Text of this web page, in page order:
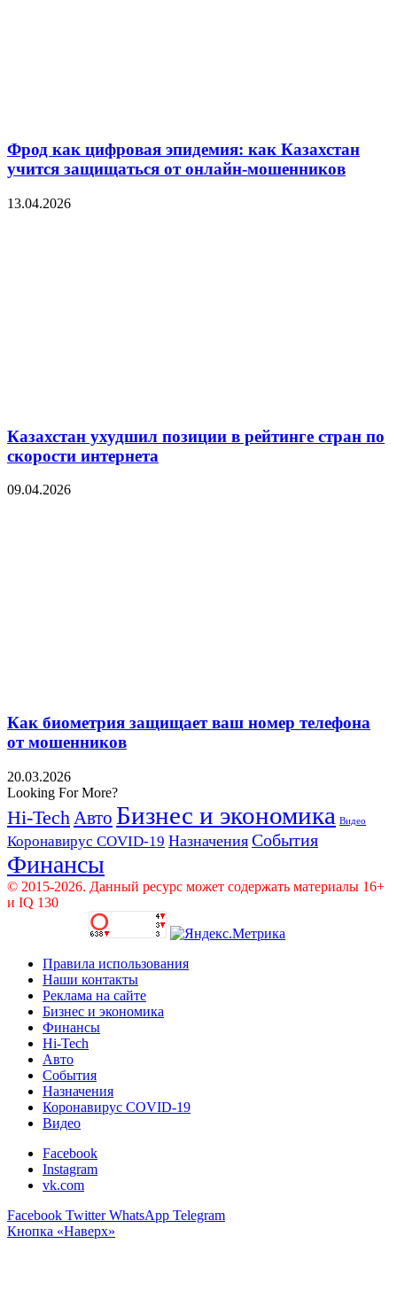
Фрод как цифровая эпидемия: как Казахстан
учится защищаться от онлайн-мошенников
13.04.2026
Казахстан ухудшил позиции в рейтинге стран по
скорости интернета
09.04.2026
Как биометрия защищает ваш номер телефона
от мошенников
20.03.2026
Looking For More?
Hi-Tech Авто Бизнес и экономика Видео
Коронавирус COVID-19 Назначения События
Финансы
© 2015-2026. Данный ресурс может содержать материалы 16+
и IQ 130
Правила использования
Наши контакты
Реклама на сайте
Бизнес и экономика
Финансы
Hi-Tech
Авто
События
Назначения
Коронавирус COVID-19
Видео
Facebook
Instagram
vk.com
Facebook Twitter WhatsApp Telegram
Кнопка «Наверх»